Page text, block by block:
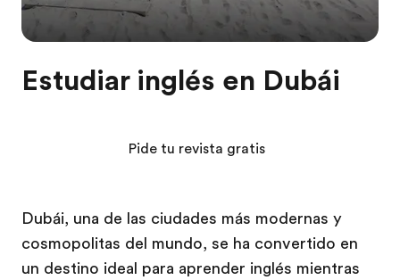
Estudiar inglés en Dubái
Dubái, una de las ciudades más modernas y
cosmopolitas del mundo, se ha convertido en
un destino ideal para aprender inglés mientras
Pide tu revista gratis